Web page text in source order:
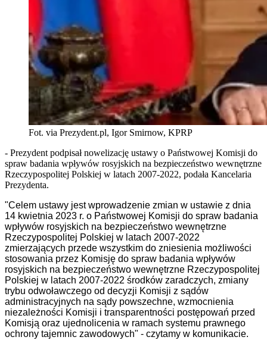
Fot. via Prezydent.pl, Igor Smirnow, KPRP
- Prezydent podpisał nowelizację ustawy o Państwowej Komisji do
spraw badania wpływów rosyjskich na bezpieczeństwo wewnętrzne
Rzeczypospolitej Polskiej w latach 2007-2022, podała Kancelaria
Prezydenta.
"Celem ustawy jest wprowadzenie zmian w ustawie z dnia
14 kwietnia 2023 r. o Państwowej Komisji do spraw badania
wpływów rosyjskich na bezpieczeństwo wewnętrzne
Rzeczypospolitej Polskiej w latach 2007-2022
zmierzających przede wszystkim do zniesienia możliwości
stosowania przez Komisję do spraw badania wpływów
rosyjskich na bezpieczeństwo wewnętrzne Rzeczypospolitej
Polskiej w latach 2007-2022 środków zaradczych, zmiany
trybu odwoławczego od decyzji Komisji z sądów
administracyjnych na sądy powszechne, wzmocnienia
niezależności Komisji i transparentności postępowań przed
Komisją oraz ujednolicenia w ramach systemu prawnego
ochrony tajemnic zawodowych" - czytamy w komunikacie.